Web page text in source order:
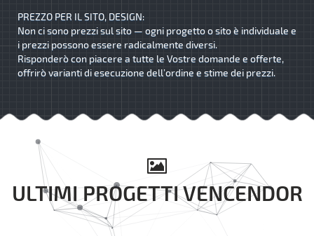
PREZZO PER IL SITO, DESIGN:
Non ci sono prezzi sul sito — ogni progetto o sito è individuale e
i prezzi possono essere radicalmente diversi.
Risponderò con piacere a tutte le Vostre domande e offerte,
offrirò varianti di esecuzione dell’ordine e stime dei prezzi.
ULTIMI PROGETTI VENCENDOR